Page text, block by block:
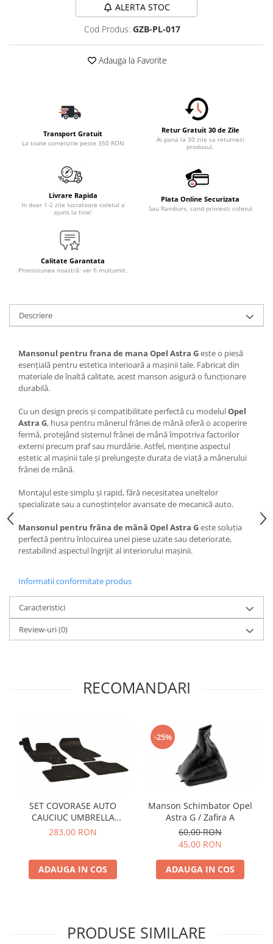
Tavite Portbagaj Dedicate
Covorase Auto/ Presuri Auto
Accesorii Siguranta Auto
Incarcatoare Auto
Accesorii pentru Roti si Anvelope
Husa Anvelope
Organizatoare Auto
Iluminat Auto
Semnalizari
Proiectoare
Accesorii LED
Piese Auto
Piese Caroserie
Oglinzi
Pompa Spalator Parbriz
Lampi si Proiectoare Camion
Marcaje si Echipamente de
Siguranta
Accesorii Cabina Camion
Pneumatice
Echipamente ADR si Utilitare
Uleiuri si Lichide Auto
Aditivi Auto
Aditivi Ulei Motor
Aditivi DPF, Sistem Racire si
Servodirectie
Antigel
Lubrifianti si Spray-uri de Curatare
Curatare si Detailing Exterior
Articole Auto Sezoniere
Produse de Iarna
Produse de Vara
ALERTA STOC
Cod Produs: GZB-PL-017
Adauga la Favorite
Transport Gratuit
La toate comenzile peste 350 RON
Retur Gratuit 30 de Zile
Ai pana la 30 zile sa returnezi
produsul.
Livrare Rapida
In doar 1-2 zile lucratoare coletul a
ajuns la tine!
Plata Online Securizata
Sau Ramburs, cand primesti coletul
Calitate Garantata
Promisiunea noastră: vei fi mulțumit.
Descriere
Mansonul pentru frana de mana Opel Astra Geste o piesă
esențială pentru estetica interioară a mașinii tale. Fabricat din
materiale de înaltă calitate, acest manson asigură o funcționare
durabilă.
Cu un design precis și compatibilitate perfectă cu modelulOpel
Astra G, husa pentru mânerul frânei de mână oferă o acoperire
fermă, protejând sistemul frânei de mână împotriva factorilor
externi precum praf sau murdărie. Astfel, menține aspectul
estetic al mașinii tale și prelungește durata de viață a mânerului
frânei de mână.
Montajul este simplu și rapid, fără necesitatea uneltelor
specializate sau a cunoștințelor avansate de mecanică auto.
Mansonul pentru frâna de mână Opel Astra Geste soluția
perfectă pentru înlocuirea unei piese uzate sau deteriorate,
restabilind aspectul îngrijit al interiorului mașinii.
Informatii conformitate produs
Caracteristici
Review-uri(0)
RECOMANDARI
SET COVORASE AUTO
CAUCIUC UMBRELLA
PENTRU OPEL ASTRA G
283,00 RON
ADAUGA IN COS
-25%
Manson Schimbator Opel
Astra G / Zafira A
60,00 RON
45,00 RON
ADAUGA IN COS
PRODUSE SIMILARE